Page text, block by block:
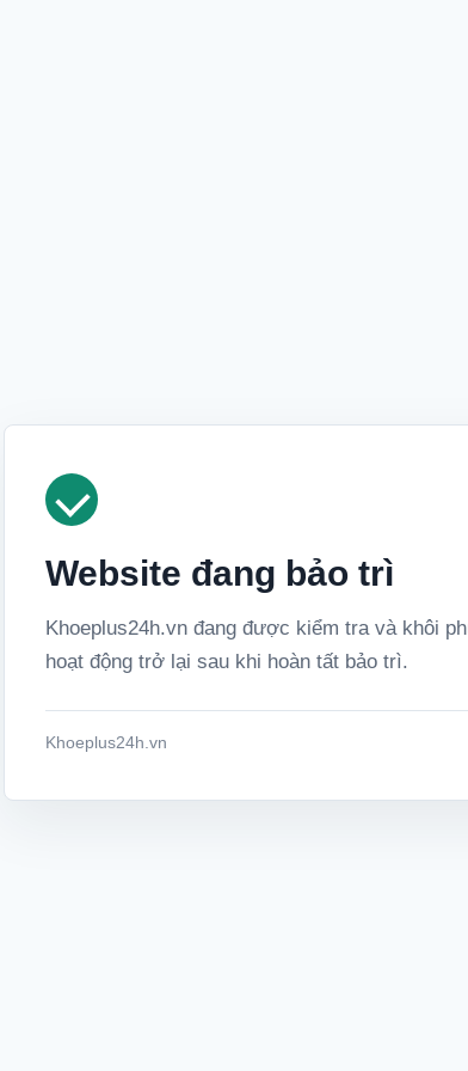
Website đang bảo trì
Khoeplus24h.vn đang được kiểm tra và khôi
hoạt động trở lại sau khi hoàn tất bảo trì.
Khoeplus24h.vn